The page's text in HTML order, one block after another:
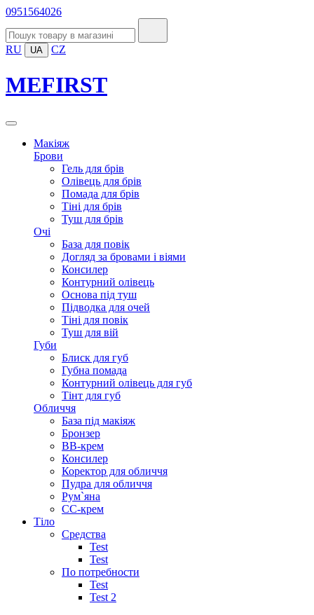
0951564026
RU UA CZ
MEFIRST
Макіяж
Брови
Гель для брів
Олівець для брів
Помада для брів
Тіні для брів
Туш для брів
Очі
База для повік
Догляд за бровами і віями
Консилер
Контурний олівець
Основа під туш
Підводка для очей
Тіні для повік
Туш для вій
Губи
Блиск для губ
Губна помада
Контурний олівець для губ
Тінт для губ
Обличчя
База під макіяж
Бронзер
ВВ-крем
Консилер
Коректор для обличчя
Пудра для обличчя
Рум`яна
СС-крем
Тіло
Средства
Test
Test
По потребности
Test
Test 2